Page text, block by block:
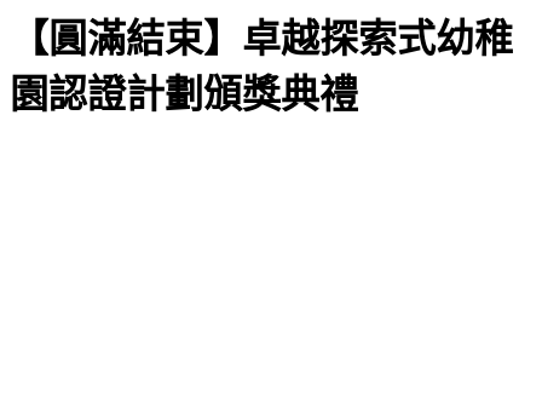
【圓滿結束】卓越探索式幼稚
園認證計劃頒獎典禮